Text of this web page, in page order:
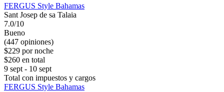
FERGUS Style Bahamas
Sant Josep de sa Talaia
7.0/10
Bueno
(447 opiniones)
$229 por noche
$260 en total
9 sept - 10 sept
Total con impuestos y cargos
FERGUS Style Bahamas